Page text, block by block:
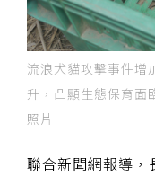
流浪犬貓攻擊事件增
升，凸顯生態保育面
照片
聯合新聞網報導，